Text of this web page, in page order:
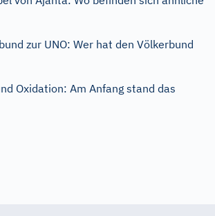
zur UNO: Wer hat den Völkerbund
Oxidation: Am Anfang stand das